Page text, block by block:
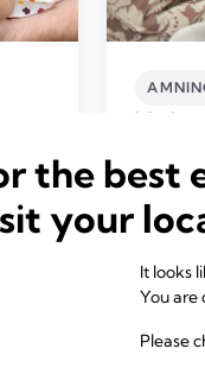
Vad
the best
your
It looks
You are
Please